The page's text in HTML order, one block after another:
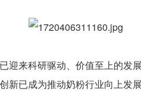
迎来科研驱动、价值至上的发
已成为推动奶粉行业向上发展